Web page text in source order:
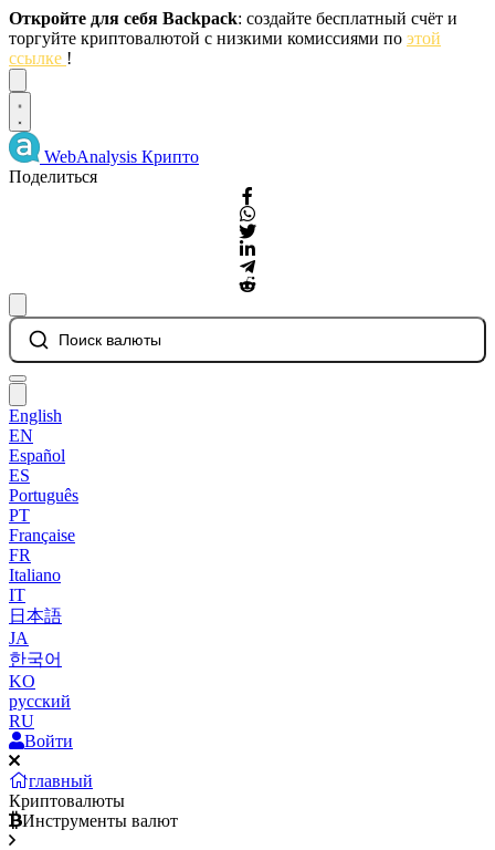
Откройте для себя Backpack: создайте бесплатный счёт и
торгуйте криптовалютой с низкими комиссиями по этой
ссылке !
WebAnalysis Крипто
Поделиться
Поиск валюты
English
EN
Español
ES
Português
PT
Française
FR
Italiano
IT
日本語
JA
한국어
KO
русский
RU
Войти
главный
Криптовалюты
Инструменты валют